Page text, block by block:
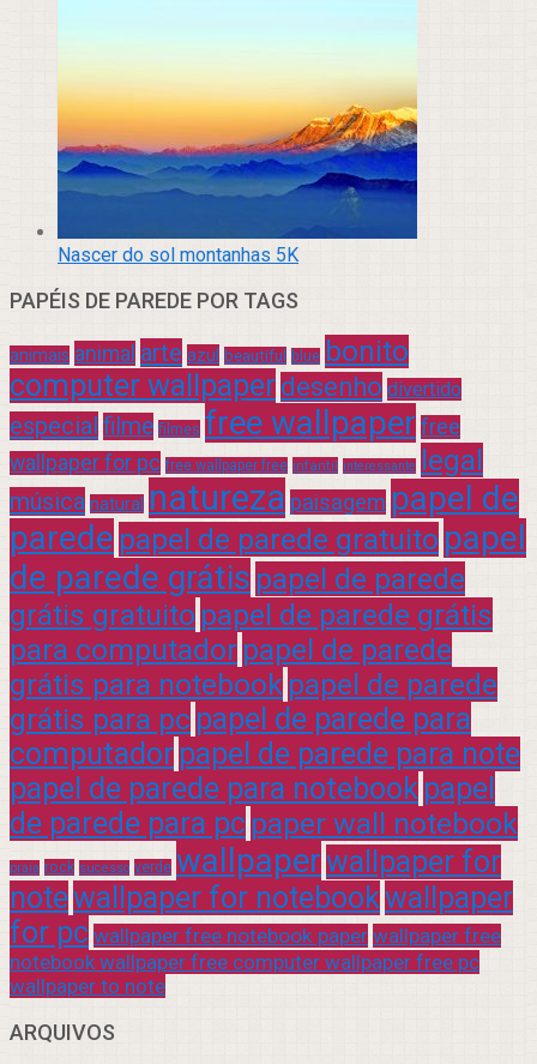
Nascer do sol montanhas 5K
PAPÉIS DE PAREDE POR TAGS
animais animal arte azul beautiful blue bonito
computer wallpaper desenho divertido
especial filme filmes free wallpaper free
wallpaper for pc free wallpaper free infantil interessante legal
música natural natureza paisagem papel de
parede papel de parede gratuito papel
de parede grátis papel de parede
grátis gratuito papel de parede grátis
para computador papel de parede
grátis para notebook papel de parede
grátis para pc papel de parede para
computador papel de parede para note
papel de parede para notebook papel
de parede para pc paper wall notebook
praia rock sucesso verde wallpaperwallpaper for
notewallpaper for notebookwallpaper
for pc wallpaper free notebook paper wallpaper free
notebook wallpaper free computer wallpaper free pc
wallpaper to note
ARQUIVOS